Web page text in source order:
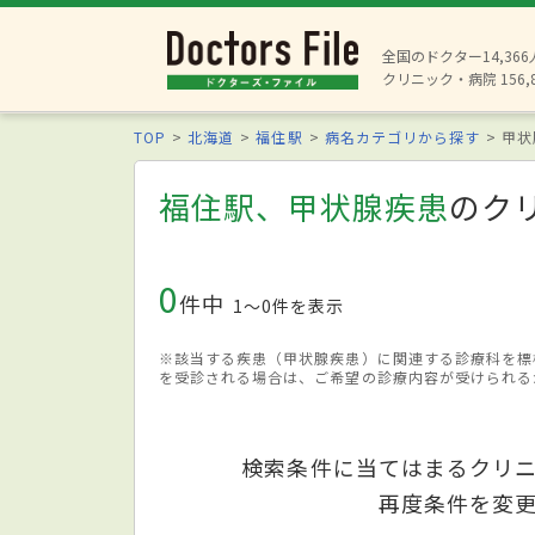
全国のドクター14,366
クリニック・病院
TOP 北海道 福住駅 病名カテゴリから探す 甲
福住駅、甲状腺疾患のク
0件中 1〜0件を表示
※該当する疾患（甲状腺疾患）に関連する診療科を
を受診される場合は、ご希望の診療内容が受けられ
検索条件に当てはまるクリ
再度条件を変